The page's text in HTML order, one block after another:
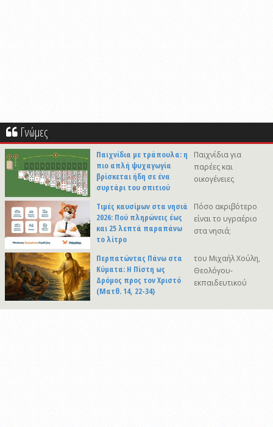
Γνώμες
Παιχνίδια με τράπουλα: η
πιο απλή ψυχαγωγία
βρίσκεται ήδη σε ένα
συρτάρι του σπιτιού
Παιχνίδια για
παρέες και
οικογένειες
Τιμές καυσίμων στα νησιά
2026: Πού πληρώνεις έως
και 25 λεπτά παραπάνω
το λίτρο
Πόσο ακριβότερο
είναι το υγραέριο
στα νησιά;
Περπατώντας Πάνω στα
Κύματα: Η Πίστη ως
Δρόμος προς τον Χριστό
(Ματθ. 14, 22-34)
του Μιχαήλ Χούλη,
Θεολόγου-
εκπαιδευτικού